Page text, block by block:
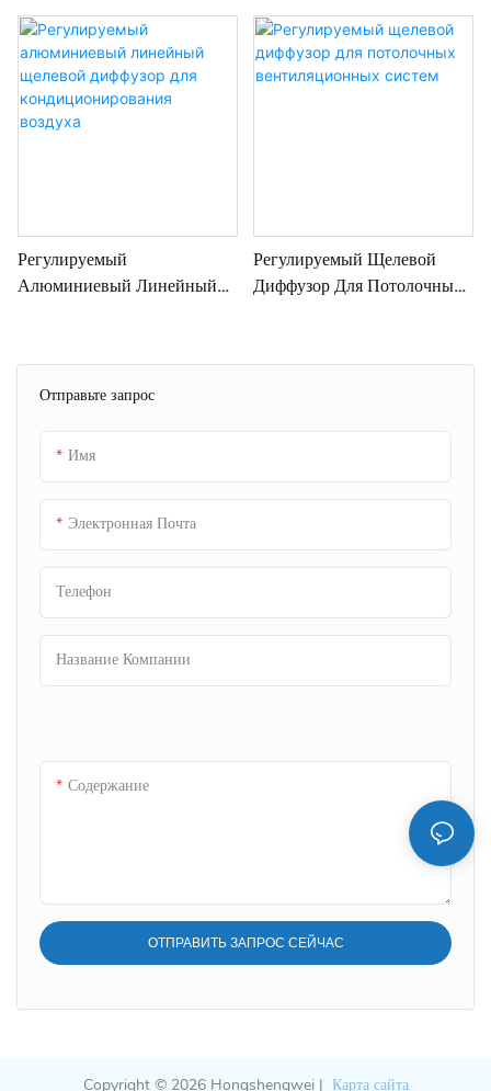
Отправьте запрос
Имя
Электронная Почта
Телефон
Название Компании
Содержание
ОТПРАВИТЬ ЗАПРОС СЕЙЧАС
Алюминиевого Сплава, С
Вентиляционными
Решетками И Решетками.
линейный щелевой
воздухораспределитель,
изготовленный из
алюминиевого сплава, с
вентиляционными решетками и
Регулируемый
Алюминиевый Линейный
Воздуха
Регулируемый Щелевой
Диффузор Для Потолочных
Copyright © 2026 Hongshengwei | Карта сайта